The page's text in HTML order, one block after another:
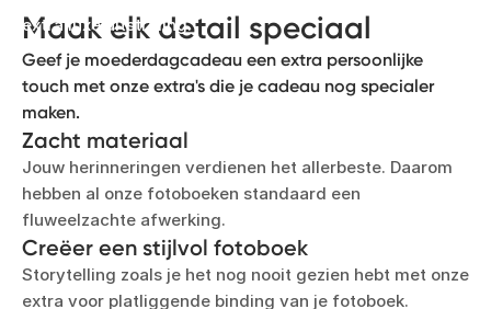
Maak elk detail speciaal
Geef je moederdagcadeau een extra persoonlijke
touch met onze extra's die je cadeau nog specialer
maken.
extra luxe uitstraling.
Zacht materiaal
Jouw herinneringen verdienen het allerbeste. Daarom
hebben al onze fotoboeken standaard een
fluweelzachte afwerking.
Creëer een stijlvol fotoboek
Storytelling zoals je het nog nooit gezien hebt met onze
extra voor platliggende binding van je fotoboek.